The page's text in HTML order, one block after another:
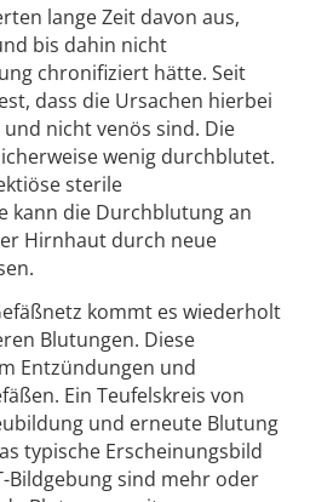
lange Zeit davon aus,
bis dahin nicht
chronifiziert hätte. Seit
dass die Ursachen hierbei
nicht venös sind. Die
wenig durchblutet.
sterile
kann die Durchblutung an
Hirnhaut durch neue
kommt es wiederholt
Blutungen. Diese
Entzündungen und
Ein Teufelskreis von
und erneute Blutung
typische Erscheinungsbild
Bildgebung sind mehr oder